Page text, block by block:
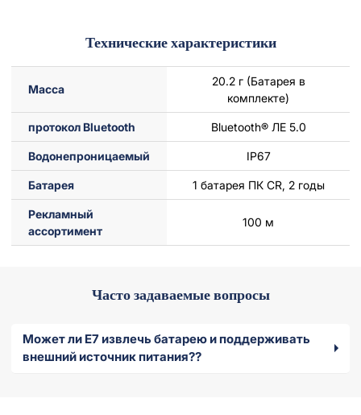
Технические характеристики
Масса
20.2 г (Батарея в
комплекте)
протокол Bluetooth Bluetooth® ЛЕ 5.0
Водонепроницаемый IP67
Батарея 1 батарея ПК CR, 2 годы
Рекламный
ассортимент
100 м
Часто задаваемые вопросы
Может ли E7 извлечь батарею и поддерживать
внешний источник питания??